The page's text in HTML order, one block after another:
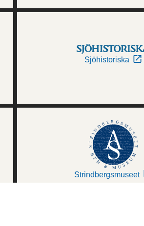
Sjöhistoriska
Strindbergsmuseet